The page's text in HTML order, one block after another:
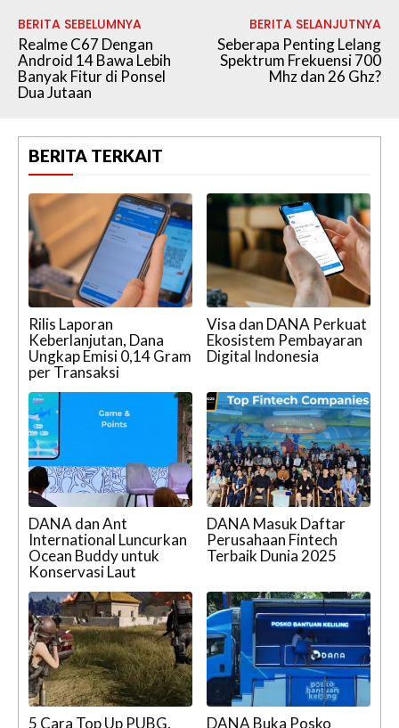
BERITA SEBELUMNYA
Realme C67 Dengan
Android 14 Bawa Lebih
Banyak Fitur di Ponsel
Dua Jutaan
BERITA SELANJUTNYA
Seberapa Penting Lelang
Spektrum Frekuensi 700
Mhz dan 26 Ghz?
BERITA TERKAIT
Rilis Laporan
Keberlanjutan, Dana
Ungkap Emisi 0,14 Gram
per Transaksi
Visa dan DANA Perkuat
Ekosistem Pembayaran
Digital Indonesia
DANA dan Ant
International Luncurkan
Ocean Buddy untuk
Konservasi Laut
DANA Masuk Daftar
Perusahaan Fintech
Terbaik Dunia 2025
5 Cara Top Up PUBG, DANA Buka Posko